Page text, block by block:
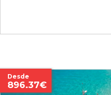
Desde
896.37€